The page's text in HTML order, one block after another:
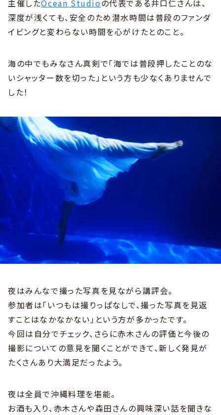
主催したOcean Studioの代表である井口仁さんは、
深度が浅くても、安全のため潜水時間は普段のファンダ
イビングと変わらない時間を心がけたとのこと。
海の中でもみなさん真剣で「海では普段押したことのな
いシャッター数を切った」という方も少なくありませんで
した！
夜はみんなで撮った写真を見ながら講評会。
参加者は「いつもは撮りっぱなしで、撮った写真を見返
すことはなかなかない」という方が多かったです。
今回は自分でチェック、さらに赤木さんの評価と今後の
撮影についての意見を聞くことができて、新しく発見が
たくさんあり大満足だったよう。
夜は全員で沖縄料理を堪能。
お酒も入り、赤木さんや森田さんの興味深い話を聞きな